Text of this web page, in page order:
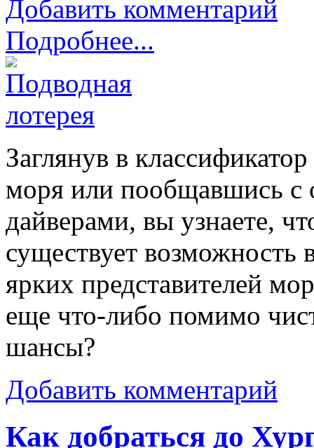
Добавить комментарий
Подробнее...
Заглянув в
моря или пообщавшись
дайверами, вы узнаете,
существует возможность
ярких представителей
еще что-либо помимо
шансы?
Добавить комментарий
Как добраться до